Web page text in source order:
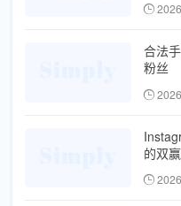
合法
粉丝
的双